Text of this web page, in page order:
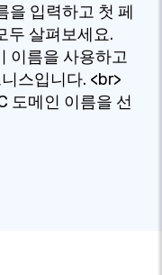
을 입력하고 첫 페
두 살펴보세요.
이름을 사용하고
스입니다. <br>
도메인 이름을 선